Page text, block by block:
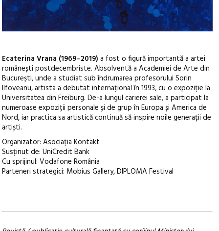
Ecaterina Vrana (1969–2019) a fost o figură importantă a artei
românești postdecembriste. Absolventă a Academiei de Arte din
București, unde a studiat sub îndrumarea profesorului Sorin
Ilfoveanu, artista a debutat internațional în 1993, cu o expoziție la
Universitatea din Freiburg. De-a lungul carierei sale, a participat la
numeroase expoziții personale și de grup în Europa și America de
Nord, iar practica sa artistică continuă să inspire noile generații de
artiști.
Organizator: Asociația Kontakt
Susținut de: UniCredit Bank
Cu sprijinul: Vodafone România
Parteneri strategici: Mobius Gallery, DIPLOMA Festival